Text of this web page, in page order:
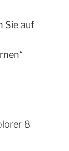
Sie auf
8